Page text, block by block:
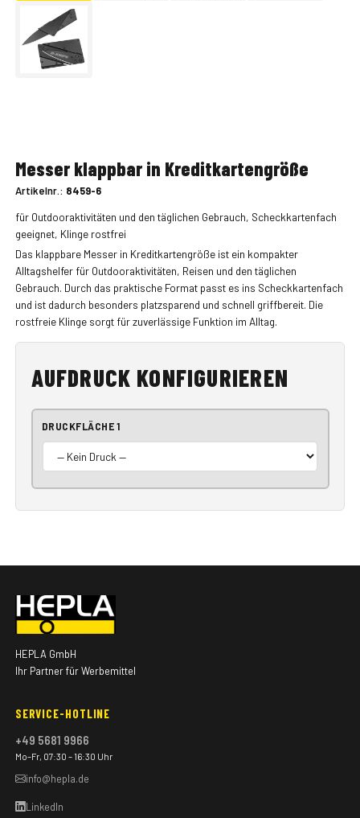
Messer klappbar in Kreditkartengröße
Artikelnr.: 8459-6
für Outdooraktivitäten und den täglichen Gebrauch, Scheckkartenfach
geeignet, Klinge rostfrei
Das klappbare Messer in Kreditkartengröße ist ein kompakter
Alltagshelfer für Outdooraktivitäten, Reisen und den täglichen
Gebrauch. Durch das praktische Format passt es ins Scheckkartenfach
und ist dadurch besonders platzsparend und schnell griffbereit. Die
rostfreie Klinge sorgt für zuverlässige Funktion im Alltag.
AUFDRUCK KONFIGURIEREN
DRUCKFLÄCHE 1
HEPLA GmbH
Ihr Partner für Werbemittel
SERVICE-HOTLINE
+49 5681 9966
Mo–Fr, 07:30 – 16:30 Uhr
info@hepla.de
LinkedIn